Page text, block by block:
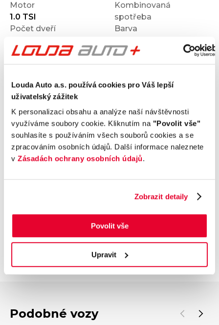
Louda Auto a.s. používá cookies pro Váš lepší
uživatelský zážitek
K personalizaci obsahu a analýze naší návštěvnosti
využíváme soubory cookie. Kliknutím na "Povolit vše"
souhlasíte s používáním všech souborů cookies a se
zpracováním osobních údajů. Další informace naleznete
v Zásadách ochrany osobních údajů.
Zobrazit detaily
Povolit vše
Upravit
Motor
1.0 TSI
Kombinovaná
spotřeba
Počet dveří
Barva
Velikost disků kol
Odpočet DPH
S odpočtem DPH
Ihned k odběru
O011017389
Výbava
Příplatková výbava
informativní charakter. Tato indikativní nabídka
občanského zákoníku, ani se nejedná o veřejný
indikativní nabídky nevzniká nárok na uzavření
Podobné vozy